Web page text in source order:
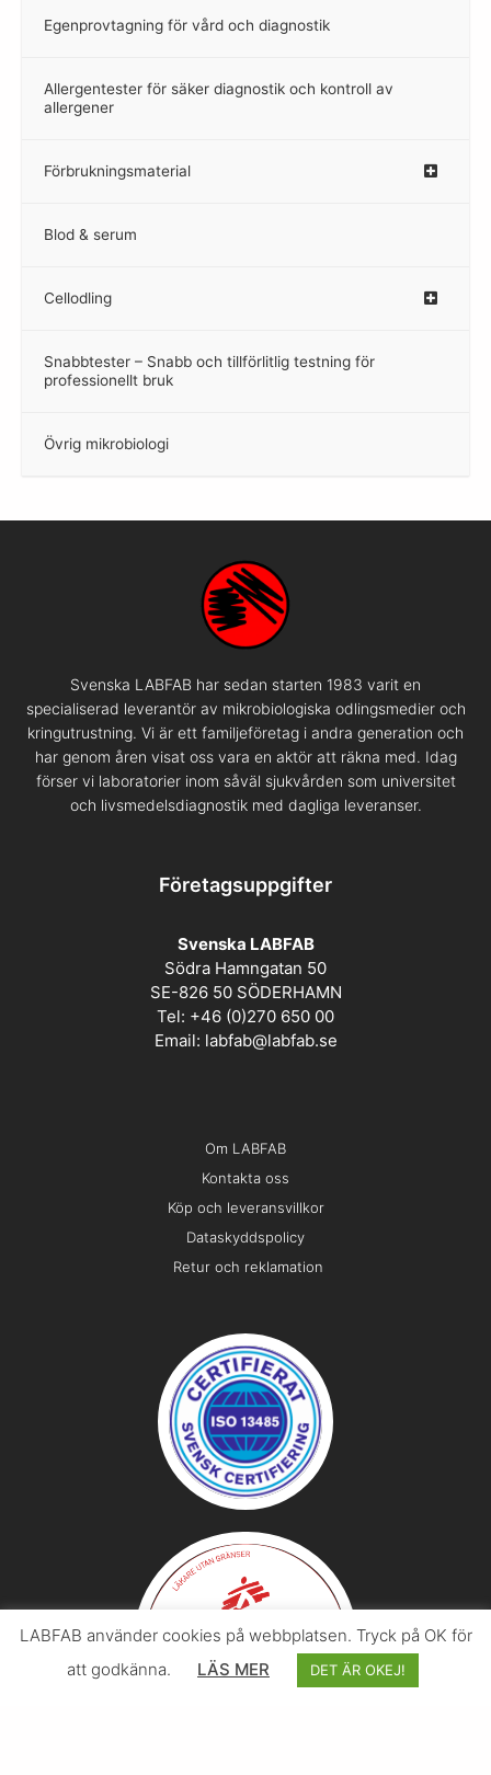
Egenprovtagning för vård och diagnostik
–
Allergentester för säker diagnostik och kontroll av
allergener
–
Förbrukningsmaterial
Blod & serum
Cellodling
–
Snabbtester – Snabb och tillförlitlig testning för
professionellt bruk
–
Övrig mikrobiologi
–
Svenska LABFAB har sedan starten 1983 varit en
specialiserad leverantör av mikrobiologiska odlingsmedier och
kringutrustning. Vi är ett familjeföretag i andra generation och
har genom åren visat oss vara en aktör att räkna med. Idag
förser vi laboratorier inom såväl sjukvården som universitet
och livsmedelsdiagnostik med dagliga leveranser.
Företagsuppgifter
Svenska LABFAB
Södra Hamngatan 50
SE-826 50 SÖDERHAMN
Tel: +46 (0)270 650 00
Email: labfab@labfab.se
Om LABFAB
Kontakta oss
Köp och leveransvillkor
Dataskyddspolicy
Retur och reklamation
LABFAB använder cookies på webbplatsen. Tryck på OK för
att godkänna.
LÄS MER DET ÄR OKEJ!